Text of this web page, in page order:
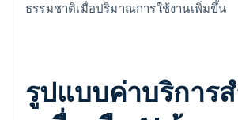
ธรรมชาติเมื่อปริมาณการใช้งานเพิ่มขึ้น
รูปแบบค่าบริการ